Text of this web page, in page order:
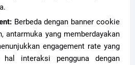
Berbeda dengan banner cookie
antarmuka yang memberdayakan
engagement rate yang
interaksi pengguna dengan